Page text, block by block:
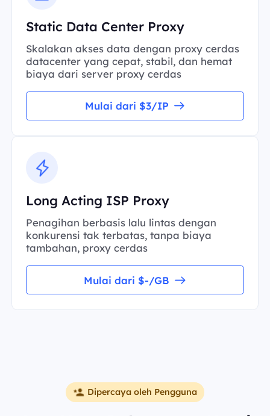
Static Data Center Proxy
Skalakan akses data dengan proxy cerdas
datacenter yang cepat, stabil, dan hemat
biaya dari server proxy cerdas
Mulai dari $3/IP
Long Acting ISP Proxy
Penagihan berbasis lalu lintas dengan
konkurensi tak terbatas, tanpa biaya
tambahan, proxy cerdas
Mulai dari $-/GB
Dipercaya oleh Pengguna